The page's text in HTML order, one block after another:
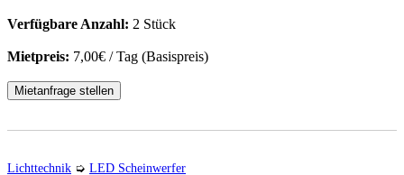
Verfügbare Anzahl: 2 Stück
Mietpreis: 7,00€ / Tag (Basispreis)
Mietanfrage stellen
Lichttechnik ➭ LED Scheinwerfer